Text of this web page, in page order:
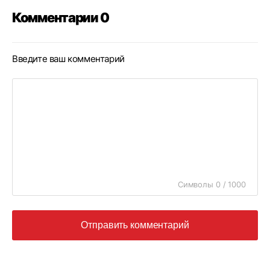
Комментарии 0
Введите ваш комментарий
Символы 0 / 1000
Отправить комментарий